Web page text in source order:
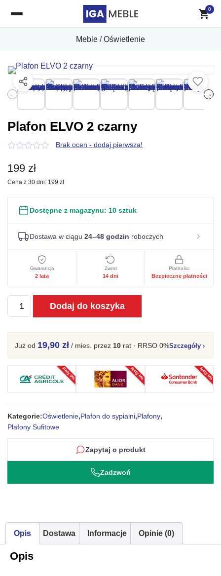
Meble /Oświetlenie
← →
Plafon ELVO 2 czarny
z
5
Brak ocen - dodaj pierwsza!
199 zł
Cena z 30 dni: 199 zł
Dostępne z magazynu: 10 sztuk
Dostawa w ciągu 24–48 godzin roboczych
Gwarancja
2 lata
Zwrot
14 dni
Płatności
Bezpieczne płatności
ilość
Plafon
Dodaj do koszyka
Już od 19,90 zł / mies. przez 10 rat · RRSO 0%Szczegóły ›
Raty 0% Raty 0% Raty 0%
Kategorie:Oświetlenie,Plafon do sypialni,Plafony,
Plafony Sufitowe
Zapytaj o produkt
Zadzwoń
Opis Dostawa Informacje Opinie (0)
Opis
0